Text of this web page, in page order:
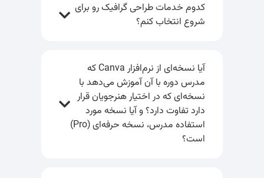
کدوم خدمات طراحی گرافیک رو برای
شروع انتخاب کنم؟
آیا نسخه‌ای از نرم‌افزار Canva که
مدرس دوره با آن آموزش می‌دهد با
نسخه‌ای که در اختیار هنرجویان قرار
دارد تفاوت دارد؟ و آیا نسخه مورد
استفاده مدرس، نسخه حرفه‌ای (Pro)
است؟